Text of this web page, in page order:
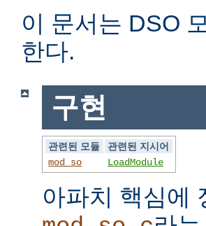
이 문서는 DSO
한다.
구현
관련된 모듈
관련된 지시어
mod_so
LoadModule
아파치 핵심에